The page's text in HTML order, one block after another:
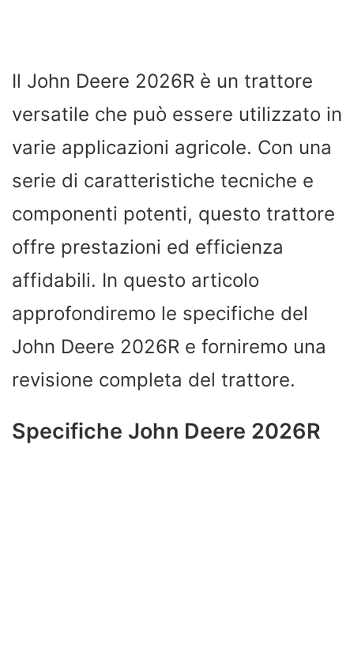
Il John Deere 2026R è un trattore
versatile che può essere utilizzato in
varie applicazioni agricole. Con una
serie di caratteristiche tecniche e
componenti potenti, questo trattore
offre prestazioni ed efficienza
affidabili. In questo articolo
approfondiremo le specifiche del
John Deere 2026R e forniremo una
revisione completa del trattore.
Specifiche John Deere 2026R